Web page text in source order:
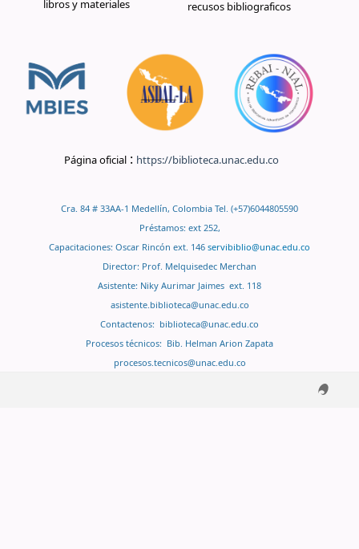
libros y materiales
recusos bibliograficos
Página oficial : https://biblioteca.unac.edu.co
Cra. 84 # 33AA-1 Medellín, Colombia Tel. (+57)6044805590
Préstamos: ext 252,
Capacitaciones: Oscar Rincón ext. 146 servibiblio@unac.edu.co
Director: Prof. Melquisedec Merchan
Asistente: Niky Aurimar Jaimes ext. 118
asistente.biblioteca@unac.edu.co
Contactenos: biblioteca@unac.edu.co
Procesos técnicos: Bib. Helman Arion Zapata
procesos.tecnicos@unac.edu.co